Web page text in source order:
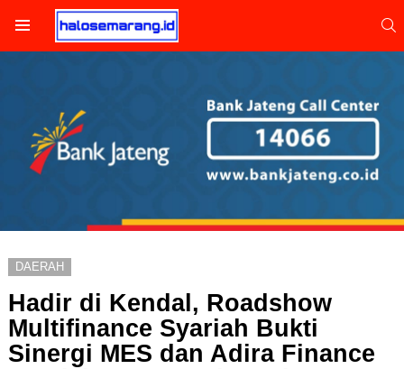
DAERAH
Hadir di Kendal, Roadshow
Multifinance Syariah Bukti
Sinergi MES dan Adira Finance